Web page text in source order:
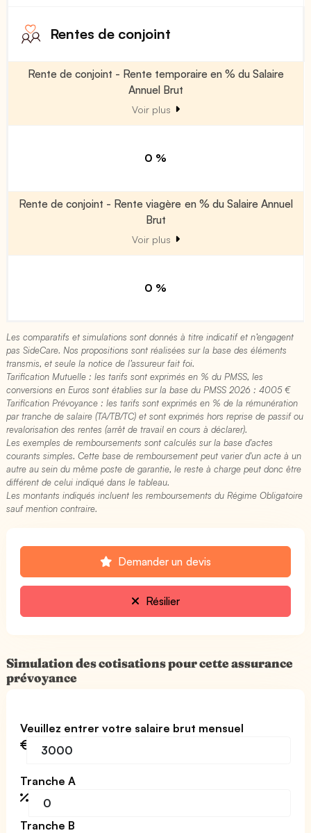
Rentes de conjoint
Rente de conjoint - Rente temporaire en % du Salaire
Annuel Brut
Voir plus
0 %
Rente de conjoint - Rente viagère en % du Salaire Annuel
Brut
Voir plus
0 %
Les comparatifs et simulations sont donnés à titre indicatif et n’engagent
pas SideCare. Nos propositions sont réalisées sur la base des éléments
transmis, et seule la notice de l’assureur fait foi.
Tarification Mutuelle : les tarifs sont exprimés en % du PMSS, les
conversions en Euros sont établies sur la base du PMSS 2026 : 4005 €​
Tarification Prévoyance : les tarifs sont exprimés en % de la rémunération
par tranche de salaire (TA/TB/TC) et sont exprimés hors reprise de passif ou
revalorisation des rentes (arrêt de travail en cours à déclarer).
Les exemples de remboursements sont calculés sur la base d'actes
courants simples. Cette base de remboursement peut varier d'un acte à un
autre au sein du même poste de garantie, le reste à charge peut donc être
différent de celui indiqué dans le tableau.
Les montants indiqués incluent les remboursements du Régime Obligatoire
sauf mention contraire.
Demander un devis
Résilier
Simulation des cotisations pour cette assurance
prévoyance
Veuillez entrer votre salaire brut mensuel
Tranche A
Tranche B